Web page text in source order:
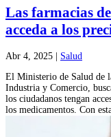
Las farmacias
acceda a los
Abr 4, 2025
Salud
El Ministerio de Salud de
Industria y Comercio,
los ciudadanos tengan
los medicamentos. Con